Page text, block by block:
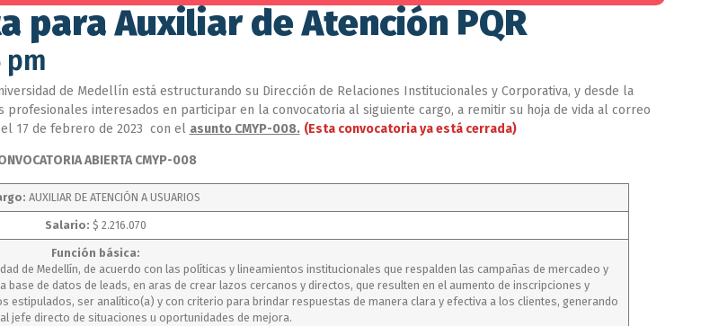
para Auxiliar de Atención PQR
pm
de Medellín está estructurando su Dirección de Relaciones Institucionales y Corporativa, y desde la
profesionales interesados en participar en la convocatoria al siguiente cargo, a remitir su hoja de vida al correo
el 17 de febrero de 2023 con el asunto CMYP-008. (Esta convocatoria ya está cerrada)
ABIERTA CMYP-008
AUXILIAR DE ATENCIÓN A USUARIOS
Salario: $ 2.216.070
Función básica:
de Medellín, de acuerdo con las políticas y lineamientos institucionales que respalden las campañas de mercadeo y
de datos de leads, en aras de crear lazos cercanos y directos, que resulten en el aumento de inscripciones y
ser analítico(a) y con criterio para brindar respuestas de manera clara y efectiva a los clientes, generando
jefe directo de situaciones u oportunidades de mejora.